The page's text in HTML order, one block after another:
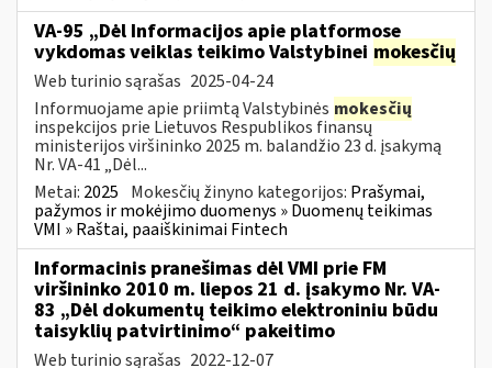
VA-95 „Dėl Informacijos apie platformose
vykdomas veiklas teikimo Valstybinei mokesčių
Web turinio sąrašas 2025-04-24
Informuojame apie priimtą Valstybinės mokesčių
inspekcijos prie Lietuvos Respublikos finansų
ministerijos viršininko 2025 m. balandžio 23 d. įsakymą
Nr. VA-41 „Dėl...
Metai: 2025 Mokesčių žinyno kategorijos: Prašymai,
pažymos ir mokėjimo duomenys » Duomenų teikimas
VMI » Raštai, paaiškinimai Fintech
Informacinis pranešimas dėl VMI prie FM
viršininko 2010 m. liepos 21 d. įsakymo Nr. VA-
83 „Dėl dokumentų teikimo elektroniniu būdu
taisyklių patvirtinimo“ pakeitimo
Web turinio sąrašas 2022-12-07